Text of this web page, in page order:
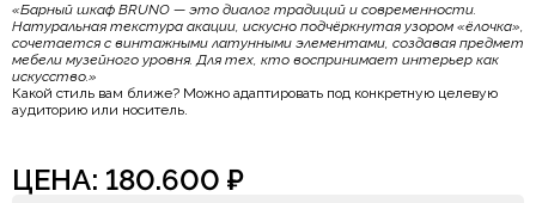
«Барный шкаф BRUNO — это диалог традиций и современности.
Натуральная текстура акации, искусно подчёркнутая узором «ёлочка»,
сочетается с винтажными латунными элементами, создавая предмет
мебели музейного уровня. Для тех, кто воспринимает интерьер как
искусство.»
Какой стиль вам ближе? Можно адаптировать под конкретную целевую
аудиторию или носитель.
ЦЕНА: 180.600 ₽